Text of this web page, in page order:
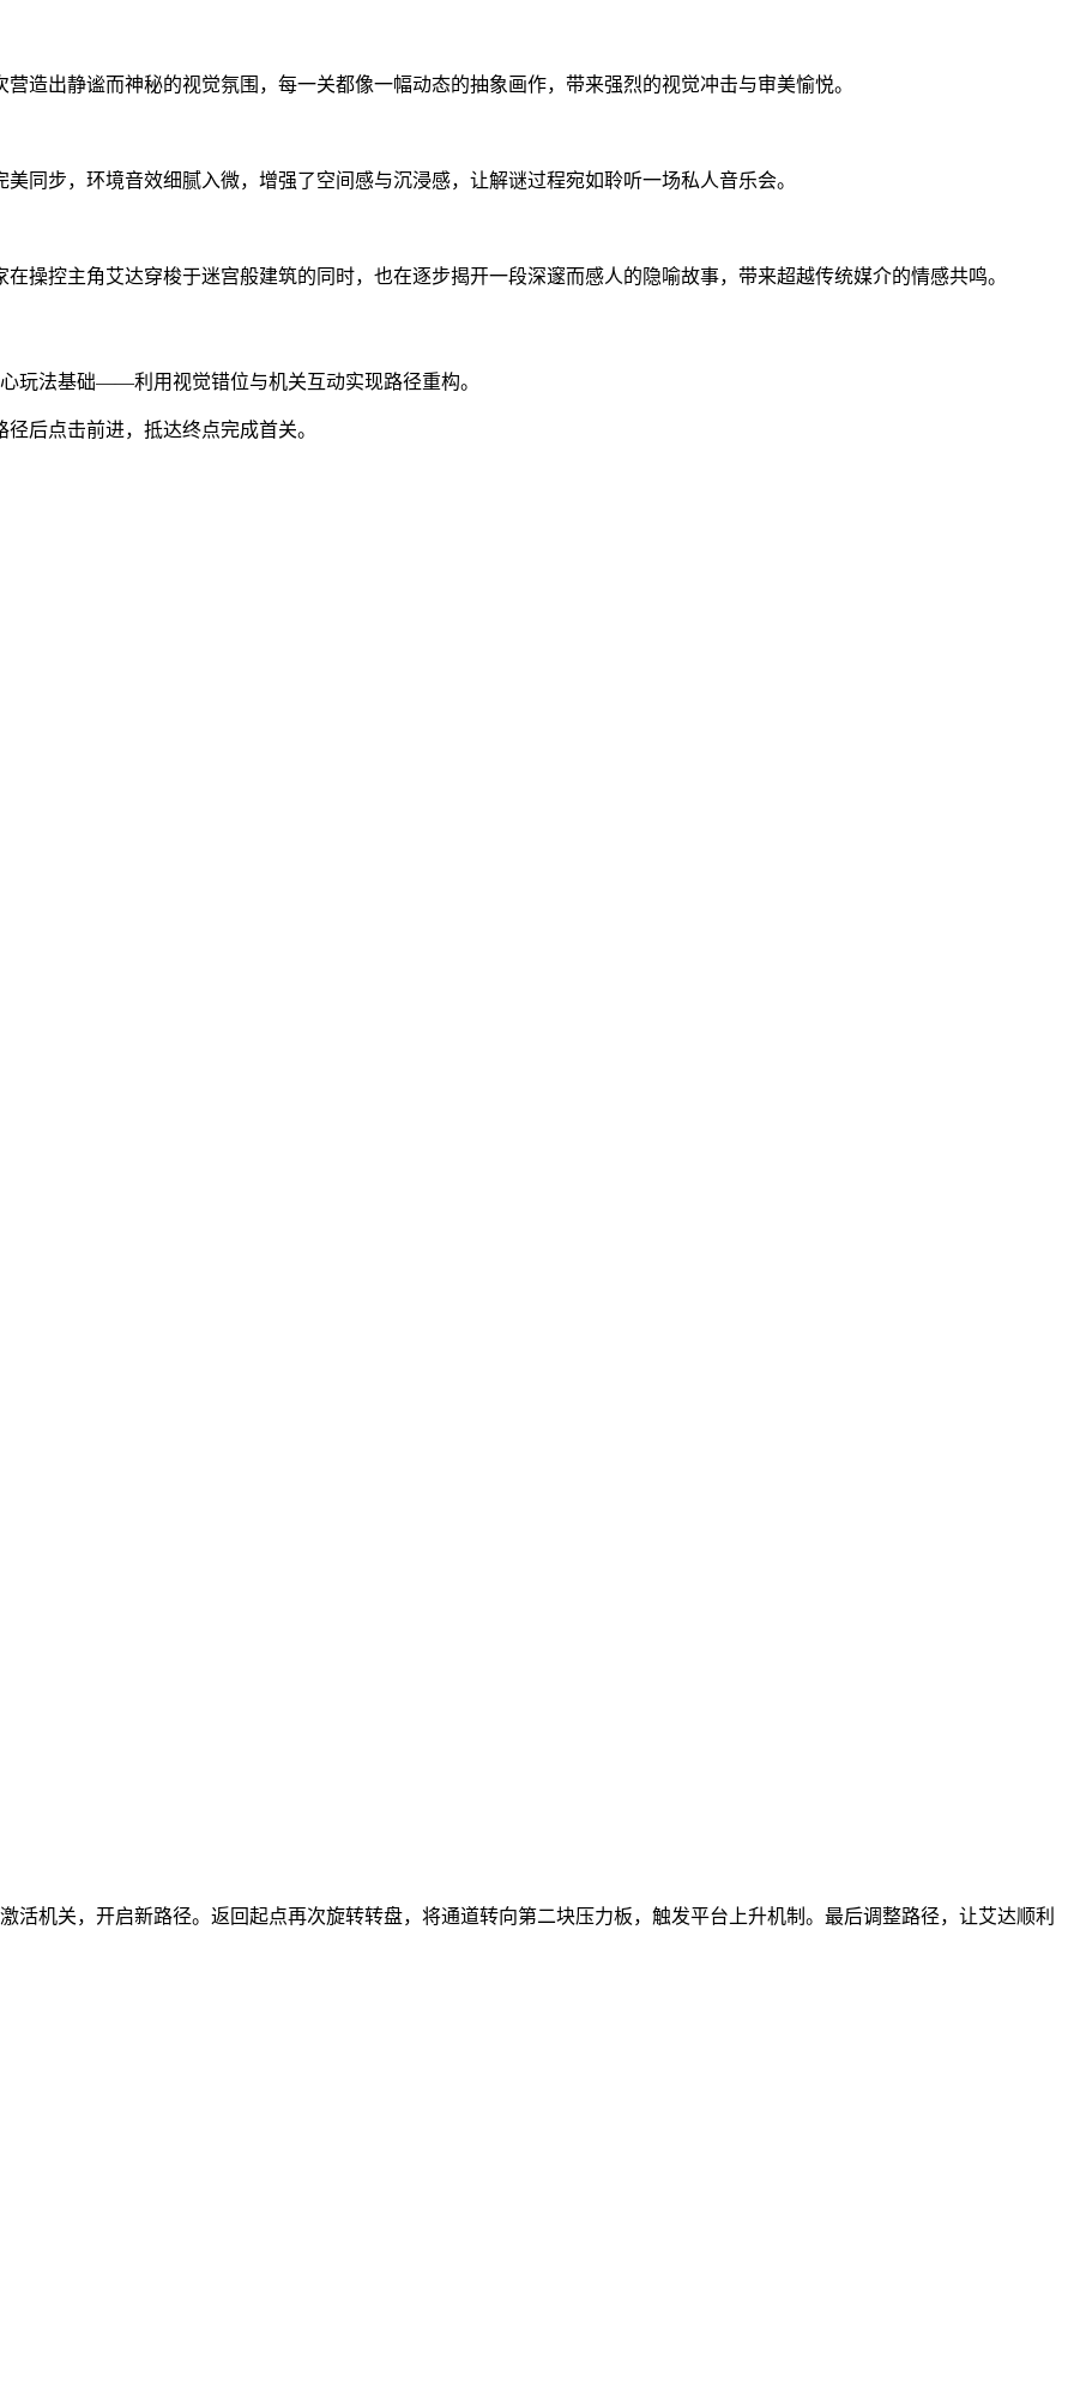
造出静谧而神秘的视觉氛围，每一关都像一幅动态的抽象画作，带来强烈的视觉冲击与审美愉悦。
同步，环境音效细腻入微，增强了空间感与沉浸感，让解谜过程宛如聆听一场私人音乐会。
操控主角艾达穿梭于迷宫般建筑的同时，也在逐步揭开一段深邃而感人的隐喻故事，带来超越传统媒介的情感共鸣。
玩法基础——利用视觉错位与机关互动实现路径重构。
后点击前进，抵达终点完成首关。
活机关，开启新路径。返回起点再次旋转转盘，将通道转向第二块压力板，触发平台上升机制。最后调整路径，让艾达顺利